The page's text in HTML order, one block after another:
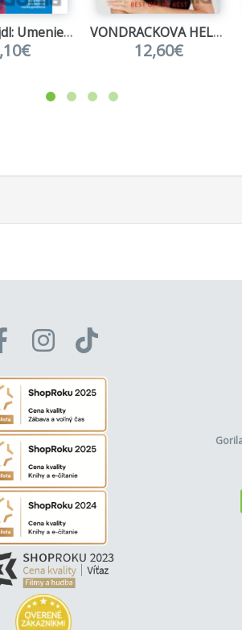
Vašo Patejdl: Umenie žiť VONDRACKOVA HELENA: BEST OF THE BEST ( 2-CD)
12,60€